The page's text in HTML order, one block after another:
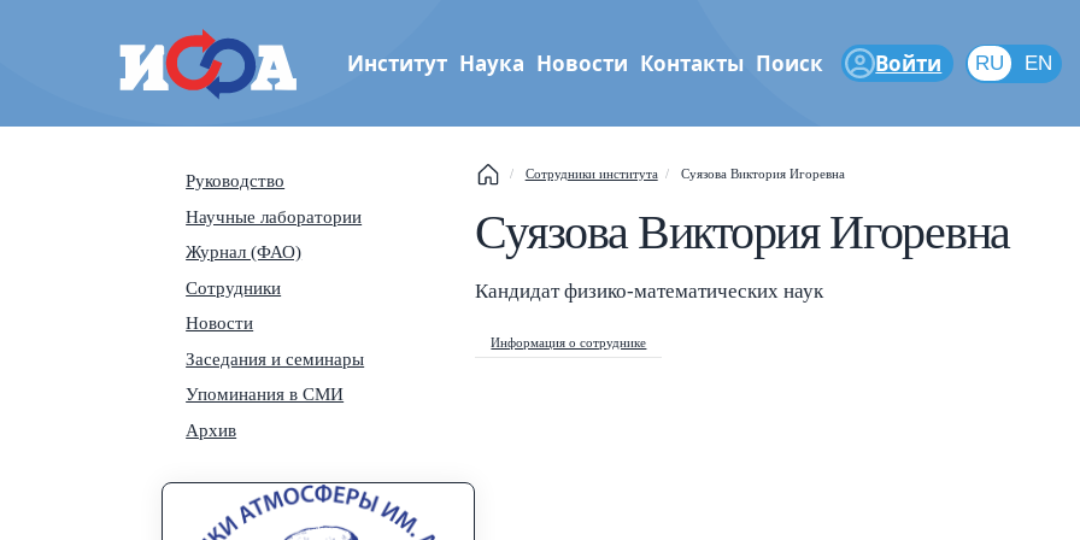
Институт физики атмосферы
Институт Наука Новости Контакты Поиск Войти RU EN
RU
Руководство
Научные лаборатории
Журнал (ФАО)
Сотрудники
Новости
Заседания и семинары
Упоминания в СМИ
Архив
Сотрудники института Суязова Виктория Игоревна
Суязова Виктория Игоревна
Кандидат физико-математических наук
Информация о сотруднике
Search popup